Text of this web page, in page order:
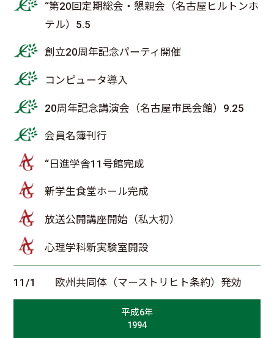
“第20回定期総会・懇親会（名古屋ヒルトンホ
テル）5.5
創立20周年記念パーティ開催
コンピュータ導入
20周年記念講演会（名古屋市民会館）9.25
会員名簿刊行
“日進学舎11号館完成
新学生食堂ホール完成
放送公開講座開始（私大初）
心理学科新実験室開設
11/1 欧州共同体（マーストリヒト条約）発効
平成6年
1994